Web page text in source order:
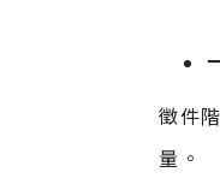
徵件
量。